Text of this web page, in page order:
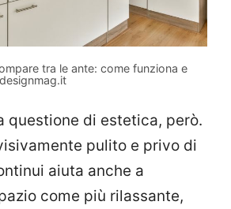
tra le ante: come funziona e
questione di estetica, però.
pulito e privo di
aiuta anche a
come più rilassante,